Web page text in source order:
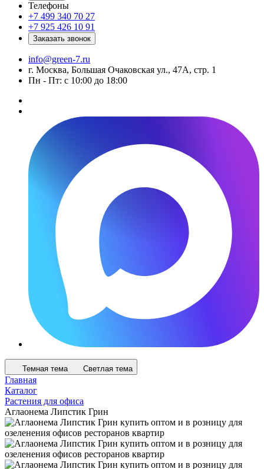
Телефоны
+7 499 340 70 27
+7 925 426 10 91
Заказать звонок
info@green-7.ru
г. Москва, Большая Очаковская ул., 47А, стр. 1
Пн - Пт: с 10:00 до 18:00
Темная тема Светлая тема
Главная
Каталог
Растения для офиса
Аглаонема Липстик Грин